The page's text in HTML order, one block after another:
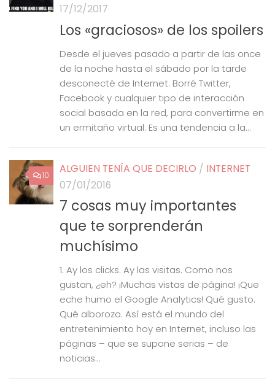
17/12/2017
Los «graciosos» de los spoilers
Desde el jueves pasado a partir de las once
de la noche hasta el sábado por la tarde
desconecté de Internet. Borré Twitter,
Facebook y cualquier tipo de interacción
social basada en la red, para convertirme en
un ermitaño virtual. Es una tendencia a la...
10 ALGUIEN TENÍA QUE DECIRLO / INTERNET
07/01/2016
7 cosas muy importantes
que te sorprenderán
muchísimo
1. Ay los clicks. Ay las visitas. Como nos
gustan, ¿eh? ¡Muchas vistas de página! ¡Que
eche humo el Google Analytics! Qué gusto.
Qué alborozo. Así está el mundo del
entretenimiento hoy en Internet, incluso las
páginas – que se supone serias – de
noticias...